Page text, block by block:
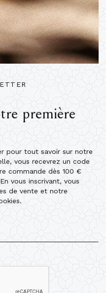
première
pour tout savoir sur notre
vous recevrez un code
commande dès 100 €
vous inscrivant, vous
de vente et notre